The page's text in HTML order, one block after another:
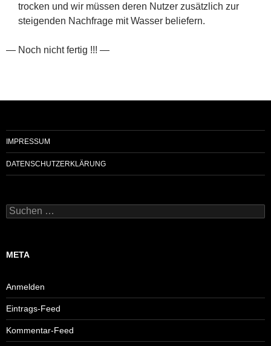
trocken und wir müssen deren Nutzer zusätzlich zur
steigenden Nachfrage mit Wasser beliefern.
— Noch nicht fertig !!! —
IMPRESSUM
DATENSCHUTZERKLÄRUNG
Suchen
nach:
META
Anmelden
Eintrags-Feed
Kommentar-Feed